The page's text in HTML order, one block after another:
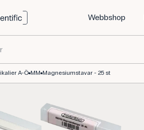
Webbshop
och spektralanalys
A-Ö MM Magnesiumstavar - 25 st